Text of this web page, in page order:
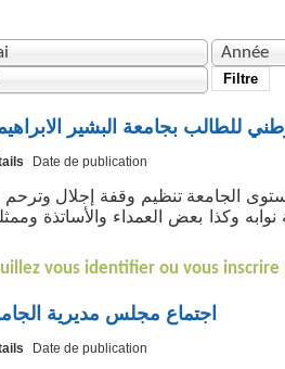
Année
Filtre
للطالب بجامعة البشير
Date de publication
على مستوى الجامعة تنظيم وقفة إجلال
وكذا بعض العمداء والأساتذة
vous identifier ou vous
اجتماع مجلس مديرية
Date de publication